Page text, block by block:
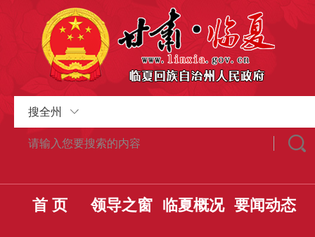
搜全州
首 页 领导之窗 临夏概况 要闻动态